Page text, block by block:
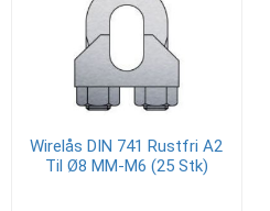
Wirelås DIN 741 Rustfri A2
Til Ø8 MM-M6 (25 Stk)